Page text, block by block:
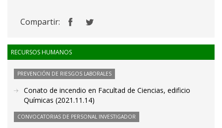
Compartir:
RECURSOS HUMANOS
PREVENCIÓN DE RIESGOS LABORALES
Conato de incendio en Facultad de Ciencias, edificio
Químicas (2021.11.14)
CONVOCATORIAS DE PERSONAL INVESTIGADOR